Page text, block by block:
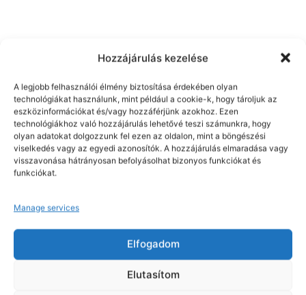
Hozzájárulás kezelése
A legjobb felhasználói élmény biztosítása érdekében olyan
technológiákat használunk, mint például a cookie-k, hogy tároljuk az
eszközinformációkat és/vagy hozzáférjünk azokhoz. Ezen
technológiákhoz való hozzájárulás lehetővé teszi számunkra, hogy
olyan adatokat dolgozzunk fel ezen az oldalon, mint a böngészési
viselkedés vagy az egyedi azonosítók. A hozzájárulás elmaradása vagy
visszavonása hátrányosan befolyásolhat bizonyos funkciókat és
funkciókat.
Manage services
Elfogadom
Elutasítom
gerta2002@gmail.com